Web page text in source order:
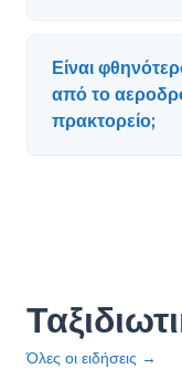
Είναι
από το
πρακτορείο;
Όλες οι ειδήσεις →